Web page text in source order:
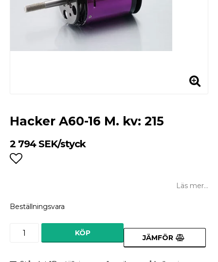
Hacker A60-16 M. kv: 215
2 794 SEK/styck
Läs mer...
Beställningsvara
KÖP
JÄMFÖR